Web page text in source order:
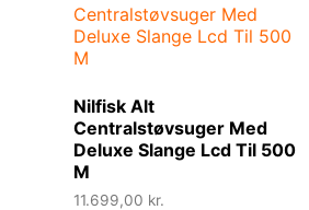
Nilfisk Alt
Centralstøvsuger Med
Deluxe Slange Lcd Til 500
M
11.699,00 kr.